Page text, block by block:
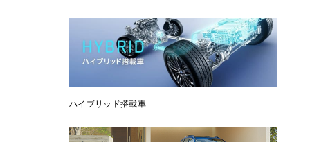
ハイブリッド搭載車